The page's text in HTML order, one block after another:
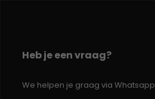
Heb je een vraag?
We helpen je graag via